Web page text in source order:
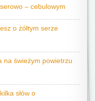
– cebulowym
o żółtym serze
na świeżym powietrzu
słów o